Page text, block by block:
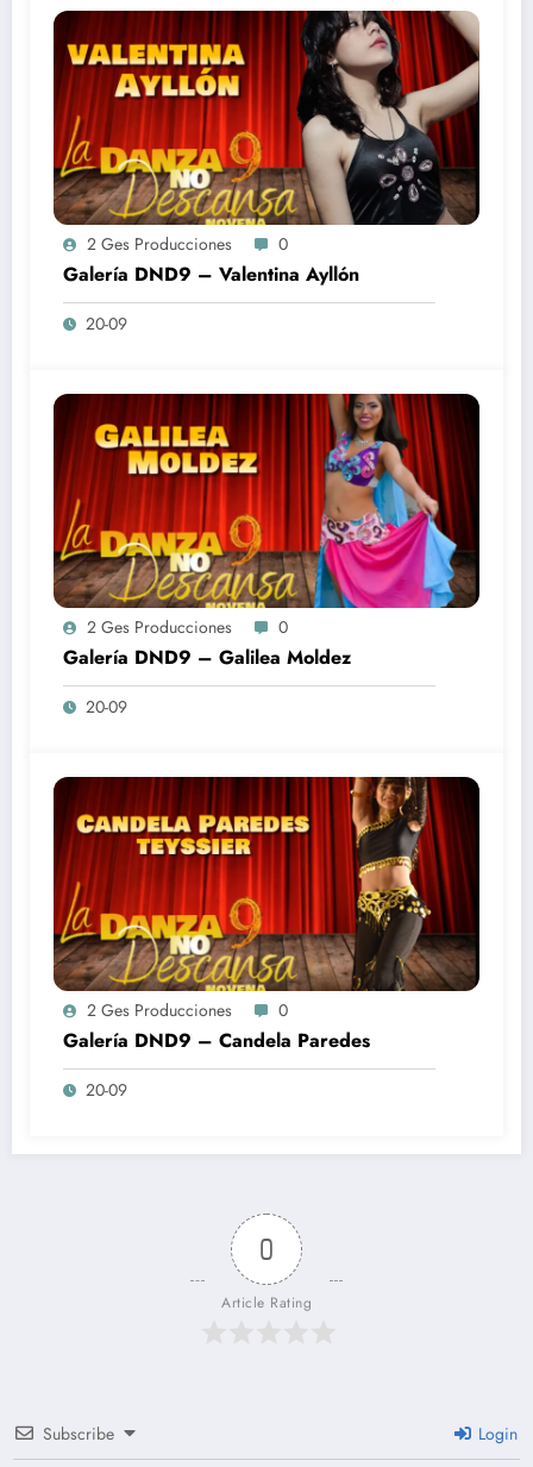
2 Ges Producciones 0
Galería DND9 – Valentina Ayllón
20-09
2 Ges Producciones 0
Galería DND9 – Galilea Moldez
20-09
2 Ges Producciones 0
Galería DND9 – Candela Paredes
20-09
0
Article Rating
Subscribe Login